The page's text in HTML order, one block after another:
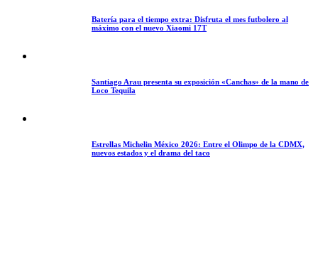
Batería para el tiempo extra: Disfruta el mes futbolero al
máximo con el nuevo Xiaomi 17T
Santiago Arau presenta su exposición «Canchas» de la mano de
Loco Tequila
Estrellas Michelin México 2026: Entre el Olimpo de la CDMX,
nuevos estados y el drama del taco